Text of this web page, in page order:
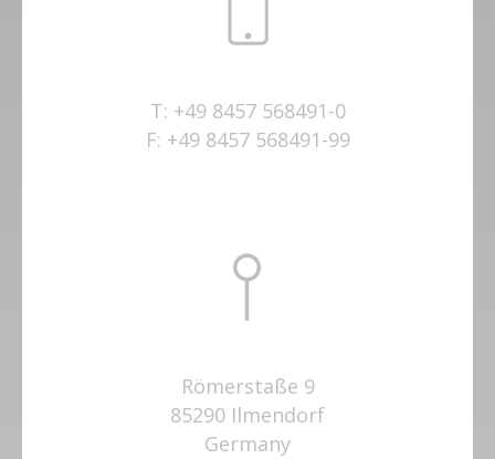
T: +49 8457 568491-0
F: +49 8457 568491-99
Römerstaße 9
85290 Ilmendorf
Germany